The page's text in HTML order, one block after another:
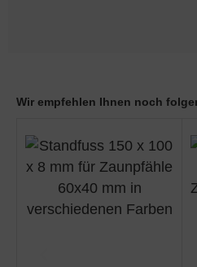
Wir empfehlen Ihnen noch